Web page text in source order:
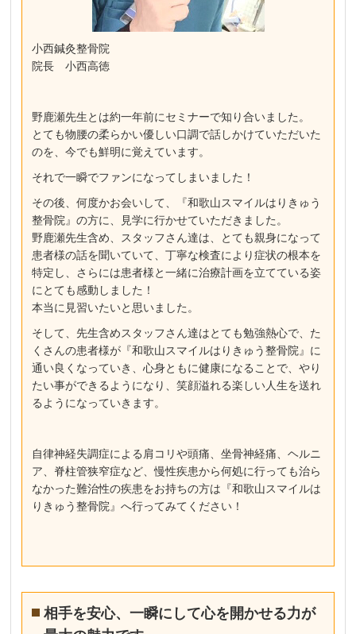
小西鍼灸整骨院
院長 小西高徳
野鹿瀬先生とは約一年前にセミナーで知り合いました。
とても物腰の柔らかい優しい口調で話しかけていただいた
のを、今でも鮮明に覚えています。
それで一瞬でファンになってしまいました！
その後、何度かお会いして、『和歌山スマイルはりきゅう
整骨院』の方に、見学に行かせていただきました。
野鹿瀬先生含め、スタッフさん達は、とても親身になって
患者様の話を聞いていて、丁寧な検査により症状の根本を
特定し、さらには患者様と一緒に治療計画を立てている姿
にとても感動しました！
本当に見習いたいと思いました。
そして、先生含めスタッフさん達はとても勉強熱心で、た
くさんの患者様が『和歌山スマイルはりきゅう整骨院』に
通い良くなっていき、心身ともに健康になることで、やり
たい事ができるようになり、笑顔溢れる楽しい人生を送れ
るようになっていきます。
自律神経失調症による肩コリや頭痛、坐骨神経痛、ヘルニ
ア、脊柱管狭窄症など、慢性疾患から何処に行っても治ら
なかった難治性の疾患をお持ちの方は『和歌山スマイルは
りきゅう整骨院』へ行ってみてください！
相手を安心、一瞬にして心を開かせる力が